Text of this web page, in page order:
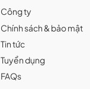
Công ty
Chính sách & bảo mật
Tin tức
Tuyển dụng
FAQs